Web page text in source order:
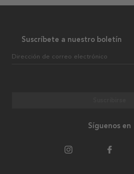
Suscríbete a nuestro boletín
Dirección de correo electrónico
Síguenos en